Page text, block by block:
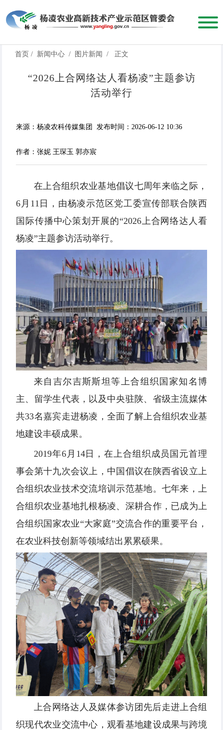
首页 / 新闻中心 / 图片新闻 / 正文
“2026上合网络达人看杨凌”主题参访
活动举行
来源：杨凌农科传媒集团 发布时间：2026-06-12 10:36
作者：张妮 王琛玉 郭亦宸
在上合组织农业基地倡议七周年来临之际，
6月11日，由杨凌示范区党工委宣传部联合陕西
国际传播中心策划开展的“2026上合网络达人看
杨凌”主题参访活动举行。
来自吉尔吉斯斯坦等上合组织国家知名博
主、留学生代表，以及中央驻陕、省级主流媒体
共33名嘉宾走进杨凌，全面了解上合组织农业基
地建设丰硕成果。
2019年6月14日，在上合组织成员国元首理
事会第十九次会议上，中国倡议在陕西省设立上
合组织农业技术交流培训示范基地。七年来，上
合组织农业基地扎根杨凌、深耕合作，已成为上
合组织国家农业“大家庭”交流合作的重要平台，
在农业科技创新等领域结出累累硕果。
上合网络达人及媒体参访团先后走进上合组
织现代农业交流中心，观看基地建设成果与跨境